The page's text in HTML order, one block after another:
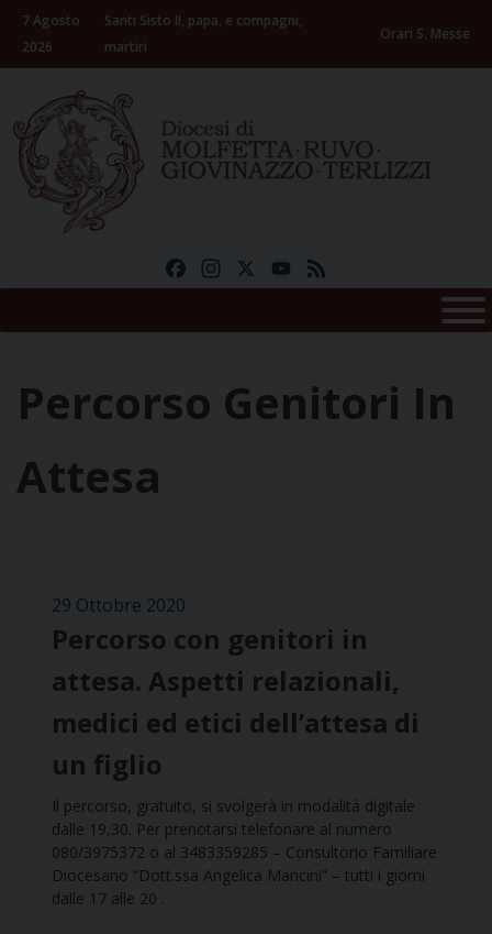
Skip
content
7 Agosto
2026
Santi Sisto II, papa, e compagni,
martiri
Orari S. Messe
FacebookInstagramYouTube
Percorso Genitori In
Attesa
29 Ottobre 2020
Percorso con genitori in
attesa. Aspetti relazionali,
medici ed etici dell’attesa di
un figlio
Il percorso, gratuito, si svolgerà in modalità digitale
dalle 19,30. Per prenotarsi telefonare al numero
080/3975372 o al 3483359285 – Consultorio Familiare
Diocesano “Dott.ssa Angelica Mancini” – tutti i giorni
dalle 17 alle 20 .